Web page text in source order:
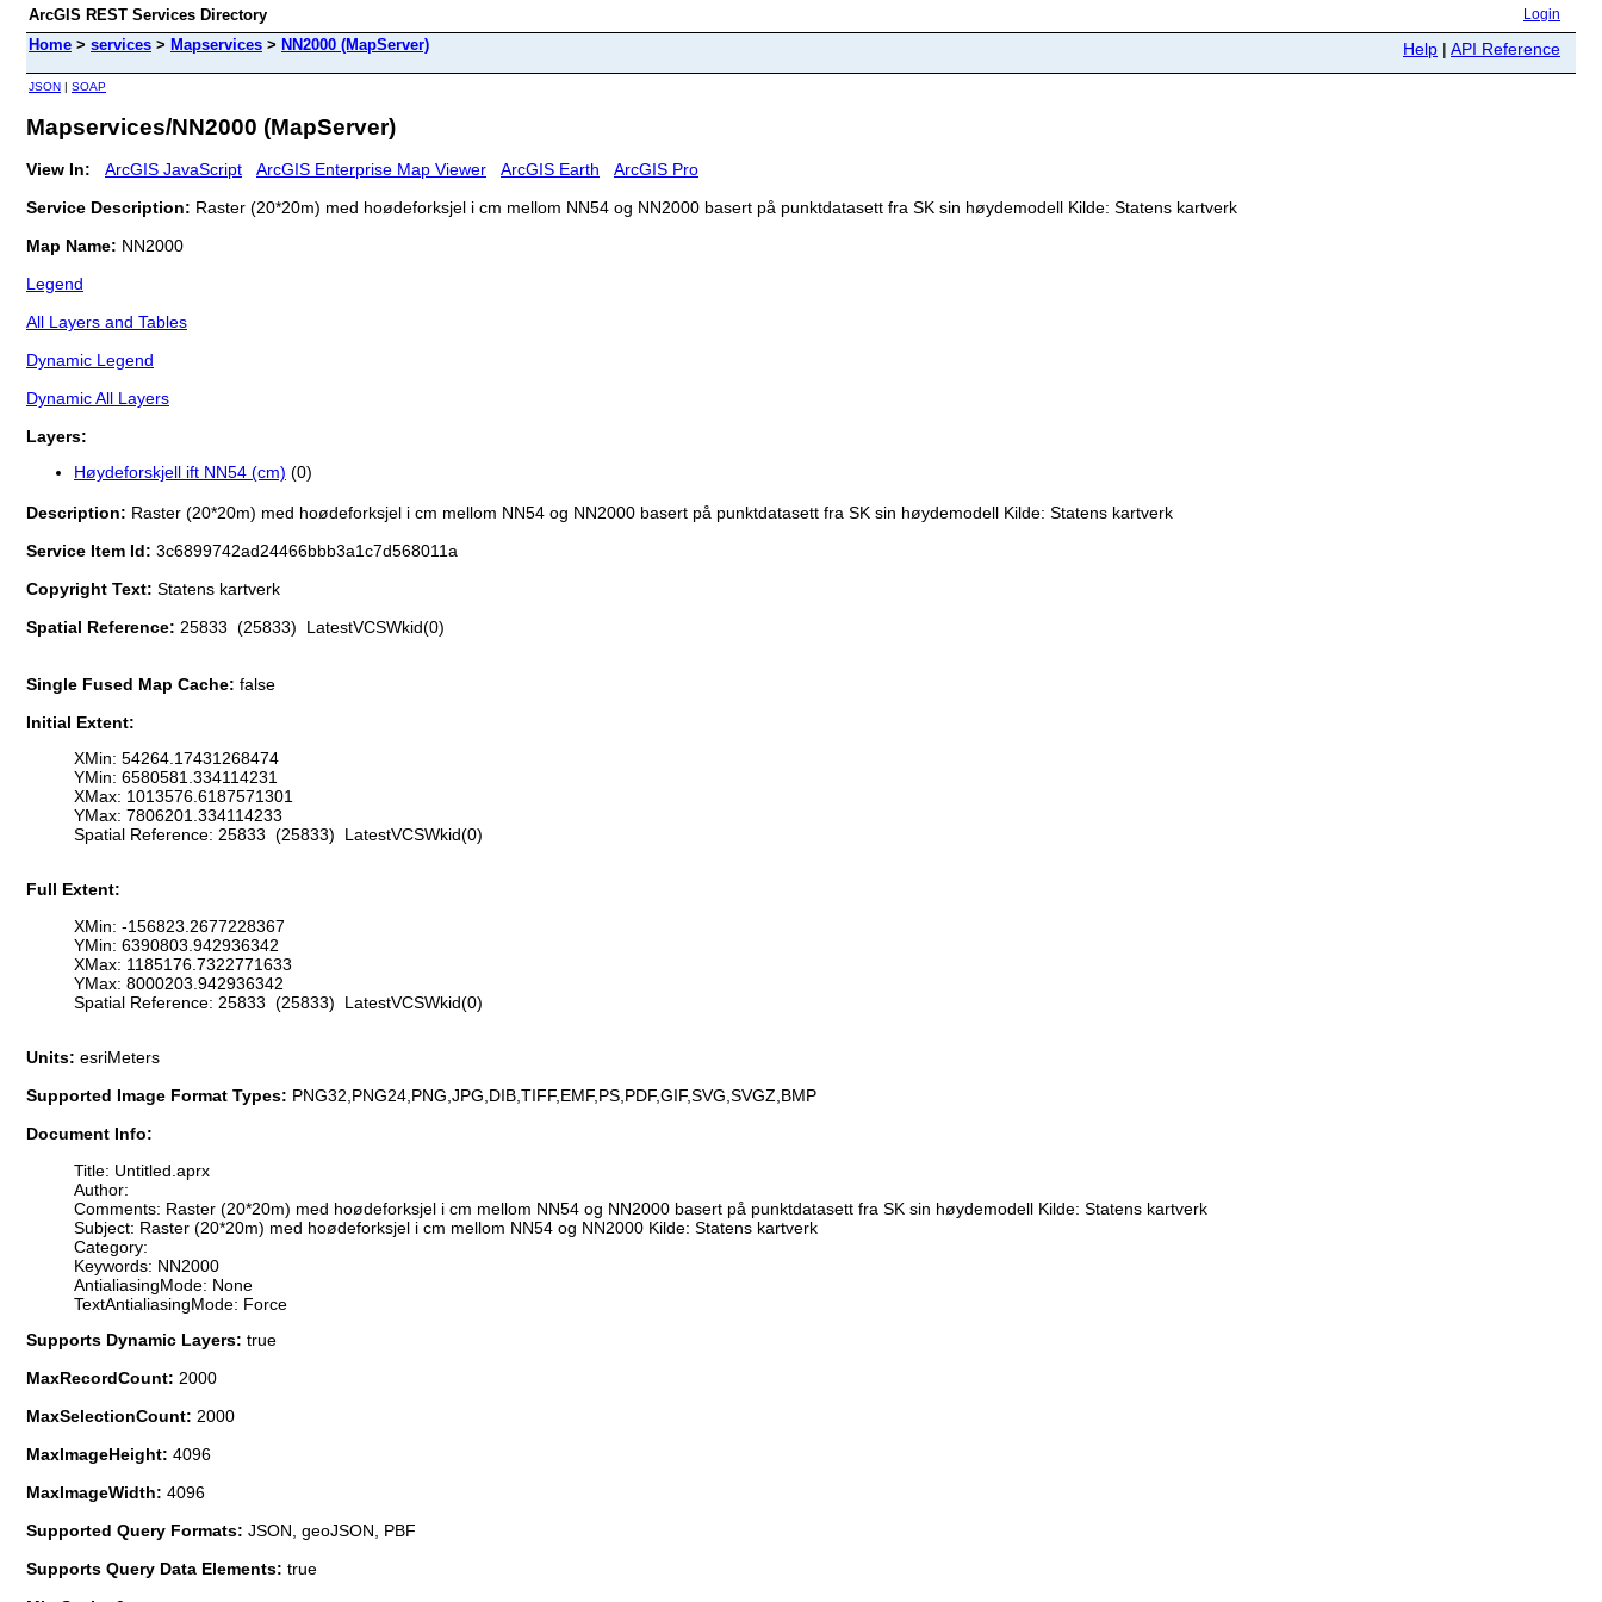
ArcGIS REST Services Directory Login
Home > services > Mapservices > NN2000 (MapServer) Help | API Reference
JSON | SOAP
Mapservices/NN2000 (MapServer)
View In: ArcGIS JavaScript ArcGIS Enterprise Map Viewer ArcGIS Earth
ArcGIS Pro
Service Description: Raster (20*20m) med hoødeforksjel i cm mellom NN54 og NN2000 basert på punktdatasett fra SK sin høydemodell Kilde: Statens kartverk
Map Name: NN2000
Legend
All Layers and Tables
Dynamic Legend
Dynamic All Layers
Layers:
Høydeforskjell ift NN54 (cm) (0)
Description: Raster (20*20m) med hoødeforksjel i cm mellom NN54 og NN2000 basert på punktdatasett fra SK sin høydemodell Kilde: Statens kartverk
Service Item Id: 3c6899742ad24466bbb3a1c7d568011a
Copyright Text: Statens kartverk
Spatial Reference: 25833 (25833) LatestVCSWkid(0)
Single Fused Map Cache: false
Initial Extent:
XMin: 54264.17431268474
YMin: 6580581.334114231
XMax: 1013576.6187571301
YMax: 7806201.334114233
Spatial Reference: 25833 (25833) LatestVCSWkid(0)
Full Extent:
XMin: -156823.2677228367
YMin: 6390803.942936342
XMax: 1185176.7322771633
YMax: 8000203.942936342
Spatial Reference: 25833 (25833) LatestVCSWkid(0)
Units: esriMeters
Supported Image Format Types: PNG32,PNG24,PNG,JPG,DIB,TIFF,EMF,PS,PDF,GIF,SVG,SVGZ,BMP
Document Info:
Title: Untitled.aprx
Author:
Comments: Raster (20*20m) med hoødeforksjel i cm mellom NN54 og NN2000 basert på punktdatasett fra SK sin høydemodell Kilde: Statens kartverk
Subject: Raster (20*20m) med hoødeforksjel i cm mellom NN54 og NN2000 Kilde: Statens kartverk
Category:
Keywords: NN2000
AntialiasingMode: None
TextAntialiasingMode: Force
Supports Dynamic Layers: true
MaxRecordCount: 2000
MaxSelectionCount: 2000
MaxImageHeight: 4096
MaxImageWidth: 4096
Supported Query Formats: JSON, geoJSON, PBF
Supports Query Data Elements: true